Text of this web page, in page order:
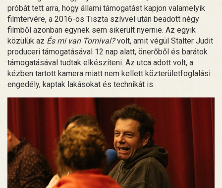
próbát tett arra, hogy állami támogatást kapjon valamelyik
filmtervére, a 2016-os Tiszta szívvel után beadott négy
filmből azonban egynek sem sikerült nyernie. Az egyik
közülük az És mi van Tomival?volt, amit végül Stalter Judit
produceri támogatásával 12 nap alatt, önerőből és barátok
támogatásával tudtak elkészíteni. Az utca adott volt, a
kézben tartott kamera miatt nem kellett közterületfoglalási
engedély, kaptak lakásokat és technikát is.